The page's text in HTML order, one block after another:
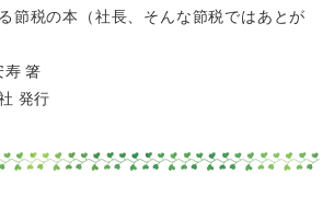
節税の本（社長、そんな節税ではあとが
寿 箸
発行